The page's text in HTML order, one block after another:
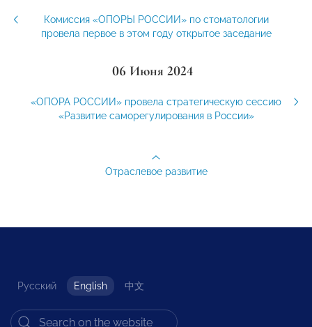
Комиссия «ОПОРЫ РОССИИ» по стоматологии
провела первое в этом году открытое заседание
06 Июня 2024
«ОПОРА РОССИИ» провела стратегическую сессию
«Развитие саморегулирования в России»
Отраслевое развитие
Русский English 中文